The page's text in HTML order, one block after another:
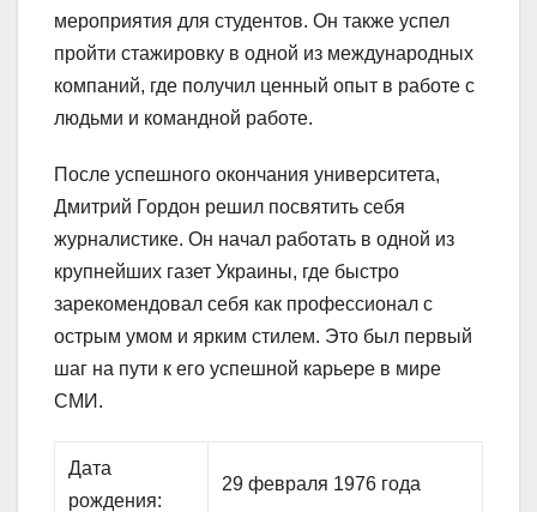
мероприятия для студентов. Он также успел
пройти стажировку в одной из международных
компаний, где получил ценный опыт в работе с
людьми и командной работе.
После успешного окончания университета,
Дмитрий Гордон решил посвятить себя
журналистике. Он начал работать в одной из
крупнейших газет Украины, где быстро
зарекомендовал себя как профессионал с
острым умом и ярким стилем. Это был первый
шаг на пути к его успешной карьере в мире
СМИ.
Дата
рождения:
29 февраля 1976 года